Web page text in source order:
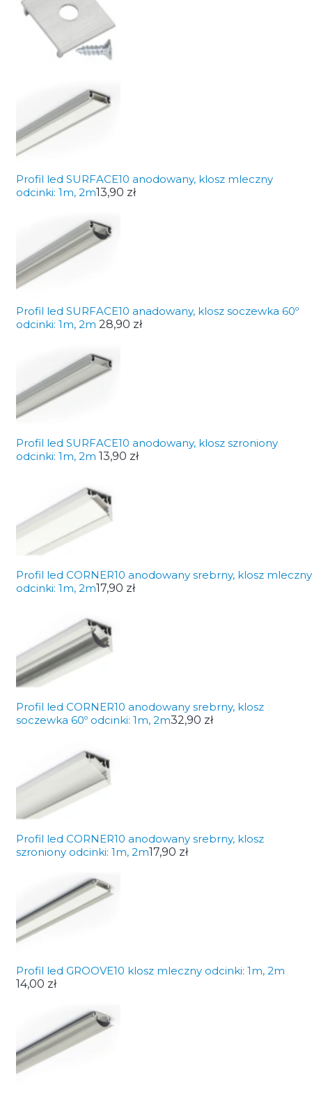
Profil led SURFACE10 anodowany, klosz mleczny
odcinki: 1m, 2m13,90 zł
Profil led SURFACE10 anadowany, klosz soczewka 60º
odcinki: 1m, 2m 28,90 zł
Profil led SURFACE10 anodowany, klosz szroniony
odcinki: 1m, 2m 13,90 zł
Profil led CORNER10 anodowany srebrny, klosz mleczny
odcinki: 1m, 2m17,90 zł
Profil led CORNER10 anodowany srebrny, klosz
soczewka 60º odcinki: 1m, 2m32,90 zł
Profil led CORNER10 anodowany srebrny, klosz
szroniony odcinki: 1m, 2m17,90 zł
Profil led GROOVE10 klosz mleczny odcinki: 1m, 2m
14,00 zł